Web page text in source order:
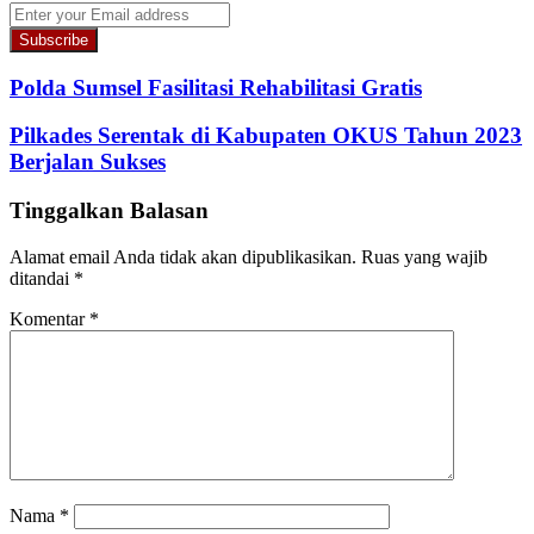
Enter
your
Email
address
Polda Sumsel Fasilitasi Rehabilitasi Gratis
Pilkades Serentak di Kabupaten OKUS Tahun 2023
Berjalan Sukses
Tinggalkan Balasan
Alamat email Anda tidak akan dipublikasikan. Ruas yang wajib
ditandai *
Komentar *
Nama *